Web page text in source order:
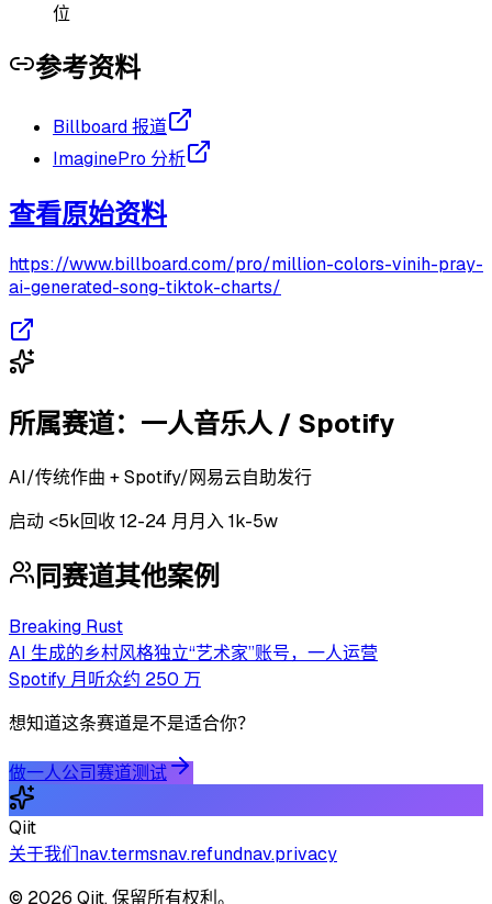
位
参考资料
Billboard 报道
ImaginePro 分析
查看原始资料
https://www.billboard.com/pro/million-colors-vinih-pray-
ai-generated-song-tiktok-charts/
所属赛道： 一人音乐人 / Spotify
AI/传统作曲 + Spotify/网易云自助发行
启动 <5k回收12-24 月 月入 1k-5w
同赛道其他案例
Breaking Rust
AI 生成的乡村风格独立“艺术家”账号，一人运营
Spotify 月听众约 250 万
想知道这条赛道是不是适合你？
做一人公司赛道测试
Qiit
关于我们nav.termsnav.refundnav.privacy
© 2026 Qiit. 保留所有权利。